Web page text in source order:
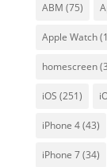
ABM (75)
Apple Watch
homescreen
iOS (251)
iPhone 4(43)
iPhone 7(34)